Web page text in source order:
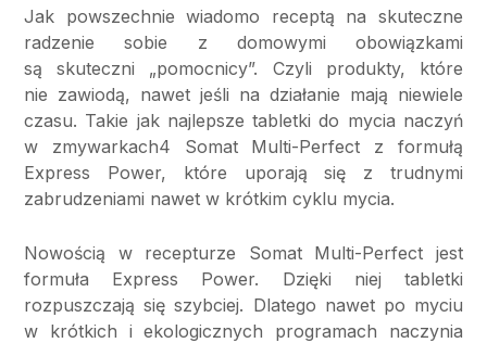
Jak powszechnie wiadomo receptą na skuteczne
radzenie sobie z domowymi obowiązkami
są skuteczni „pomocnicy”. Czyli produkty, które
nie zawiodą, nawet jeśli na działanie mają niewiele
czasu. Takie jak najlepsze tabletki do mycia naczyń
w zmywarkach4 Somat Multi-Perfect z formułą
Express Power, które uporają się z trudnymi
zabrudzeniami nawet w krótkim cyklu mycia.
Nowością w recepturze Somat Multi-Perfect jest
formuła Express Power. Dzięki niej tabletki
rozpuszczają się szybciej. Dlatego nawet po myciu
w krótkich i ekologicznych programach naczynia